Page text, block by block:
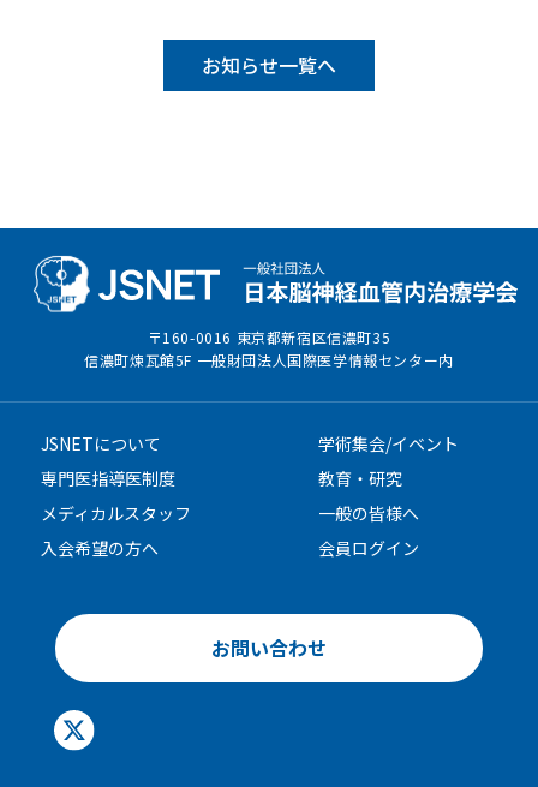
お知らせ一覧へ
〒160-0016 東京都新宿区信濃町35
信濃町煉瓦館5F 一般財団法人国際医学情報センター内
JSNETについて
学術集会/イベント
専門医指導医制度
教育・研究
メディカルスタッフ
一般の皆様へ
入会希望の方へ
会員ログイン
お問い合わせ